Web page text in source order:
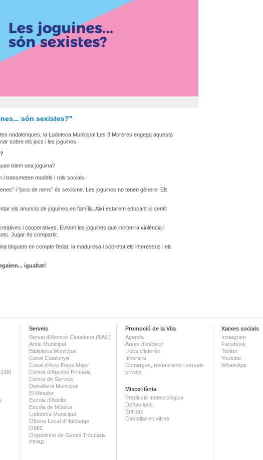
són sexistes?"
nadalenques, la Ludoteca Municipal Les 3 Moreres engega aquesta
sobre els jocs i les joguines.
triem una joguina?
i transmeten models i rols socials.
i “jocs de nens” és sexisme. Les joguines no tenen gènere. Els
els anuncis de joguines en família. Així estarem educant el sentit
i cooperatives. Evitem les joguines que inciten la violència i
Jugar és compartir.
tinguem en compte l’edat, la maduresa i sobretot els interessos i els
igualtat!
Serveis
Servei d'Atenció Ciutadana (SAC)
Arxiu Municipal
Biblioteca Municipal
Casal Catalunya
Casal d'Avis Plaça Major
Centre d'Atenció Primària
Centre de Serveis
Deixalleria Municipal
El Mirador
Escola d'Adults
Escola de Música
Ludoteca Municipal
Oficina Local d'Habitatge
OMIC
Organisme de Gestió Tributària
PIPAD
Promoció de la Vila
Agenda
Àrees d'esbarjo
Llocs d'interès
Itineraris
Comerços, restaurants i serveis
privats
Miscel·lània
Predicció meteorològica
Defuncions
Entitats
Castellar en xifres
Xarxes socials
Instagram
Facebook
Twitter
Youtube
WhatsApp